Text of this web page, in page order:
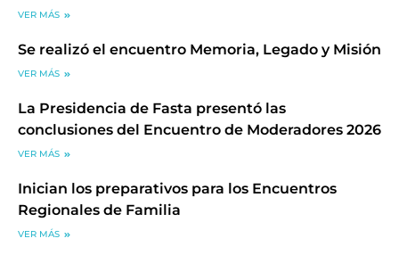
VER MÁS
Se realizó el encuentro Memoria, Legado y Misión
VER MÁS
La Presidencia de Fasta presentó las
conclusiones del Encuentro de Moderadores 2026
VER MÁS
Inician los preparativos para los Encuentros
Regionales de Familia
VER MÁS